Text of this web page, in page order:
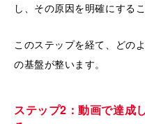
し、その原因を明確にする
このステップを経て、どの
の基盤が整います。
ステップ2：動画で達成